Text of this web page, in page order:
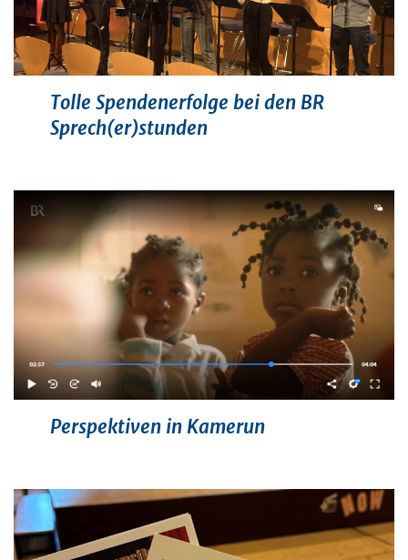
Tolle Spendenerfolge bei den BR
Sprech(er)stunden
Perspektiven in Kamerun